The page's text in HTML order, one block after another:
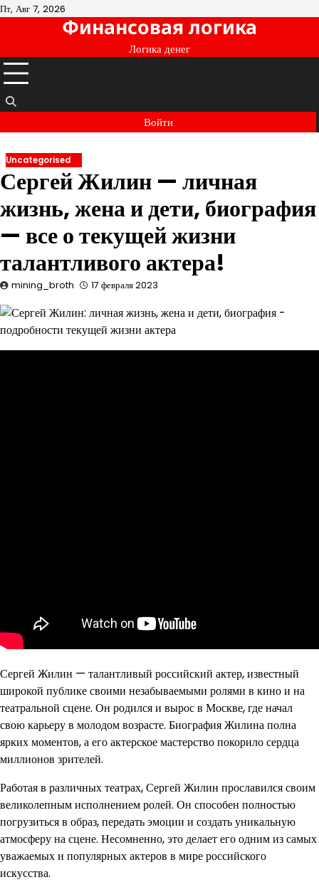
Перейти
Пт, Авг 7, 2026
Финансовая логика
Логика денег
Войти
Uncategorised
Сергей Жилин — личная
жизнь, жена и дети, биография
— все о текущей жизни
талантливого актера!
mining_broth 17 февраля 2023
Сергей Жилин — талантливый российский актер, известный
широкой публике своими незабываемыми ролями в кино и на
театральной сцене. Он родился и вырос в Москве, где начал
свою карьеру в молодом возрасте. Биография Жилина полна
ярких моментов, а его актерское мастерство покорило сердца
миллионов зрителей.
Работая в различных театрах, Сергей Жилин прославился своим
великолепным исполнением ролей. Он способен полностью
погрузиться в образ, передать эмоции и создать уникальную
атмосферу на сцене. Несомненно, это делает его одним из самых
уважаемых и популярных актеров в мире российского
искусства.